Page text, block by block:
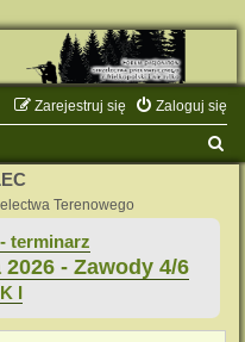
Zaloguj się
Zarejestruj się
Terenowego
terminarz
- Zawody 4/6
I